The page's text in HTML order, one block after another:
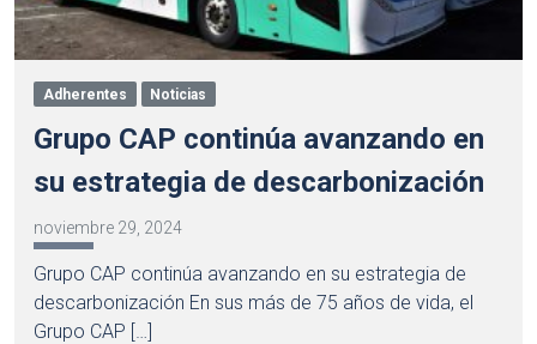
Adherentes Noticias
Grupo CAP continúa avanzando en
su estrategia de descarbonización
noviembre 29, 2024
Grupo CAP continúa avanzando en su estrategia de
descarbonización En sus más de 75 años de vida, el
Grupo CAP […]